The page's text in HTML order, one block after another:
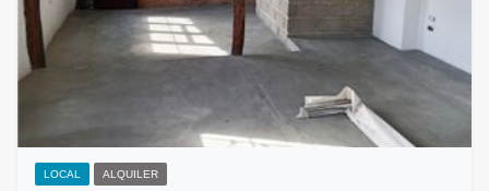
LOCAL ALQUILER